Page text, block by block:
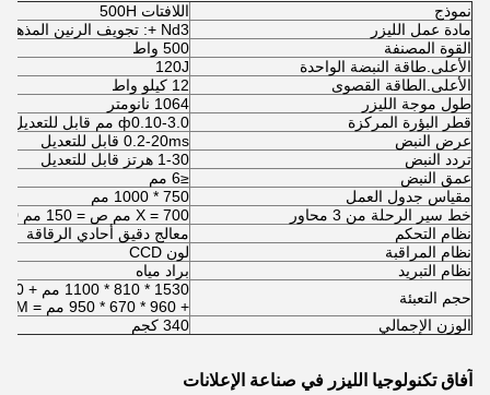
نموذج
اللافتات 500H
مادة عمل الليزر
Nd3 +: تجويف الرنين المذهب بلوري YAG
القوة المصنفة
500 واط
الأعلى.طاقة النبضة الواحدة
120J
الأعلى.الطاقة القصوى
12 كيلو واط
طول موجة الليزر
1064 نانومتر
قطر البؤرة المركزة
ф0.10-3.0 مم قابل للتعديل
عرض النبض
0.2-20ms قابل للتعديل
تردد النبض
1-30 هرتز قابل للتعديل
عمق النبض
≤6 مم
مقياس جدول العمل
750 * 1000 مم
خط سير الرحلة من 3 محاور
X = 700 مم ص = 150 مم Z = 200 مم
نظام التحكم
معالج دقيق أحادي الرقاقة
نظام المراقبة
لون CCD
نظام التبريد
براد مياه
حجم التعبئة
1530 * 810 * 1100 مم + 960 * 760 * 1150 مم
+ 960 * 670 * 950 مم = 2.8CBM
الوزن الإجمالي
340 كجم
آفاق تكنولوجيا الليزر في صناعة الإعلانات